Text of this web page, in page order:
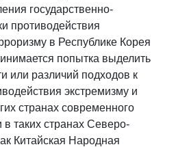
государственно-
противодействия
в Республике Корея
попытка выделить
или различий подходов к
экстремизму и
странах современного
в таких странах Северо-
Китайская Народная